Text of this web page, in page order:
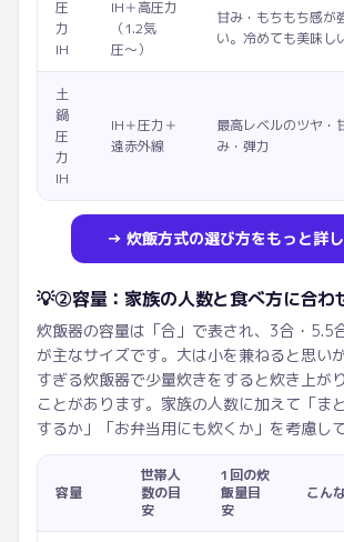
圧
力
IH
IH＋高圧力
（1.2気
圧〜）
甘み・もちもち感が
い。冷めても美味し
土
鍋
圧
力
IH
IH＋圧力＋
遠赤外線
最高レベルのツヤ・
み・弾力
→ 炊飯方式の選び方をもっと詳
💡②容量：家族の人数と食べ方に合わ
炊飯器の容量は「合」で表され、3合・5.5
が主なサイズです。大は小を兼ねると思い
すぎる炊飯器で少量炊きをすると炊き上が
ことがあります。家族の人数に加えて「ま
するか」「お弁当用にも炊くか」を考慮し
容量
世帯人
数の目
安
1回の炊
飯量目
安
こん